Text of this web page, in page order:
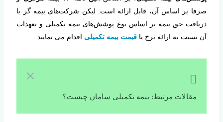
صرفا بر اساس آن، قابل ارائه است. لیکن شرکت‌های بیمه گر با
دریافت حق بیمه بر اساس نوع پوشش‌های بیمه تکمیلی و تعهدات
آن نسبت به ارائه نرخ یاقیمت بیمه تکمیلی اقدام می نمایند.
مقالات مرتبط: بیمه تکمیلی سامان چیست؟